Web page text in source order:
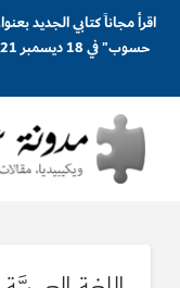
اقرأ مجاناً كتابي الجديد